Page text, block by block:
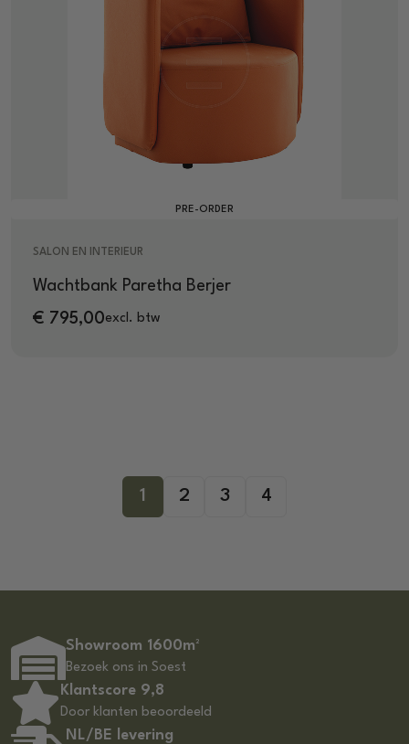
PRE-ORDER
SALON EN INTERIEUR
Wachtbank Paretha Berjer
€ 795,00excl. btw
1 2 3 4
Showroom 1600m²
Bezoek ons in Soest
Klantscore 9,8
Door klanten beoordeeld
NL/BE levering